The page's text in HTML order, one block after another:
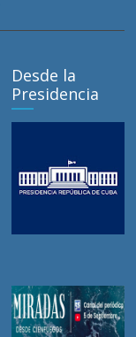
Desde la
Presidencia